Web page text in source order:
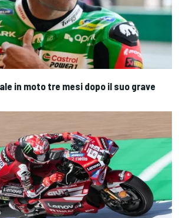
in moto tre mesi dopo il suo grave